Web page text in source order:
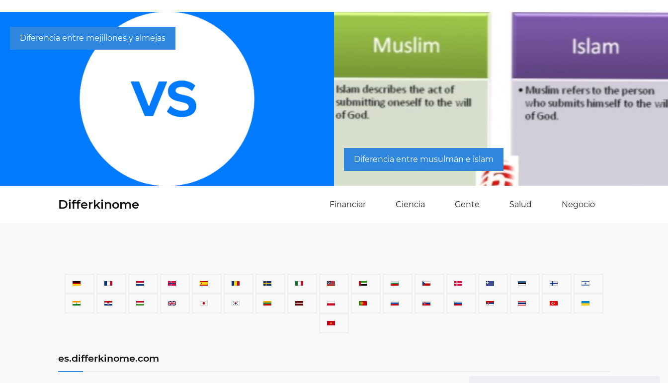
Diferencia entre mejillones y almejas
Diferencia entre musulmán e islam
Differkinome Financiar Ciencia Gente Salud Negocio
es.differkinome.com